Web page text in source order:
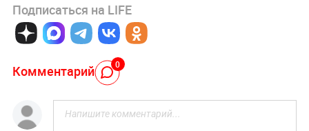
Подписаться на LIFE
Комментарий 0